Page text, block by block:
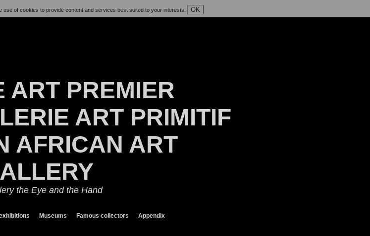
use of cookies to provide content and services best suited to your interests. OK
ART PREMIER
ART PRIMITIF
AFRICAN ART
the Eye and the Hand
Museums Famous collectors Appendix